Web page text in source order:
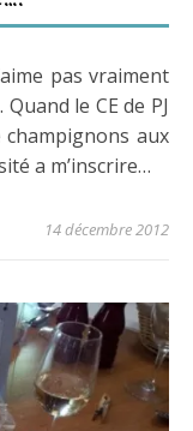
le CE de PJ
aux
a m’inscrire…
14 décembre 2012